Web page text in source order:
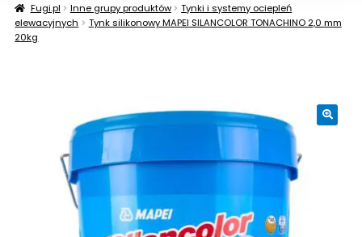
Uszczelniacze
Hydroizolacje
Inne grupy produktów
Fugi.pl Inne grupy produktów
Tynki i systemy ociepleń
elewacyjnych
Tynk silikonowy MAPEI SILANCOLOR TONACHINO 2,0 mm
20kg